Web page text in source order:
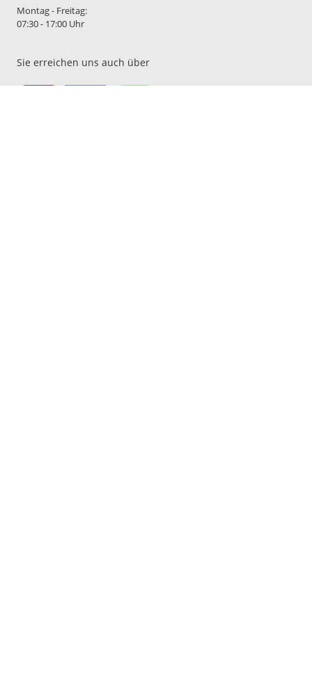
Montag - Freitag:
07:30 - 17:00 Uhr
Sie erreichen uns auch über